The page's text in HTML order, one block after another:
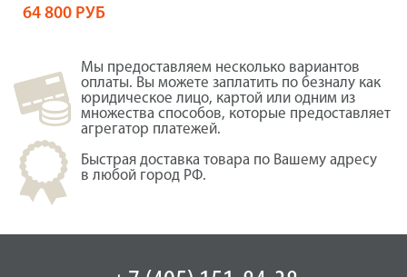
64 800 РУБ
Мы предоставляем несколько вариантов
оплаты. Вы можете заплатить по безналу как
юридическое лицо, картой или одним из
множества способов, которые предоставляет
агрегатор платежей.
Быстрая доставка товара по Вашему адресу
в любой город РФ.